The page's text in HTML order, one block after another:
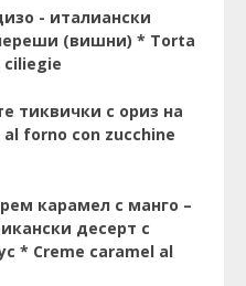
- италиански
(вишни) * Torta
ciliegie
тиквички с ориз на
forno con zucchine
карамел с манго –
десерт с
* Creme caramel al